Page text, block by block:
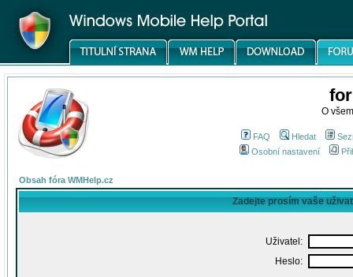
O
FAQ Hledat
Osobní nastavení
Obsah fóra WMHelp.cz
Zadejte prosím vaše
Uživatel:
Heslo: